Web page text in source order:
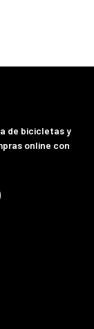
de bicicletas y
online con